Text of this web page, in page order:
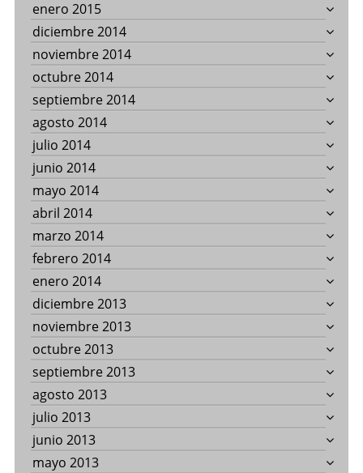
enero 2015
diciembre 2014
noviembre 2014
octubre 2014
septiembre 2014
agosto 2014
julio 2014
junio 2014
mayo 2014
abril 2014
marzo 2014
febrero 2014
enero 2014
diciembre 2013
noviembre 2013
octubre 2013
septiembre 2013
agosto 2013
julio 2013
junio 2013
mayo 2013